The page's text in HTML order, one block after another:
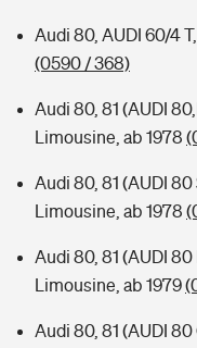
Audi 80, AUDI 60/4
(0590 / 368)
Audi 80, 81 (AUDI
Limousine, ab 1978
Audi 80, 81 (AUDI 80
Limousine, ab 1978
Audi 80, 81 (AUDI 80
Limousine, ab 1979
Audi 80, 81 (AUDI 80